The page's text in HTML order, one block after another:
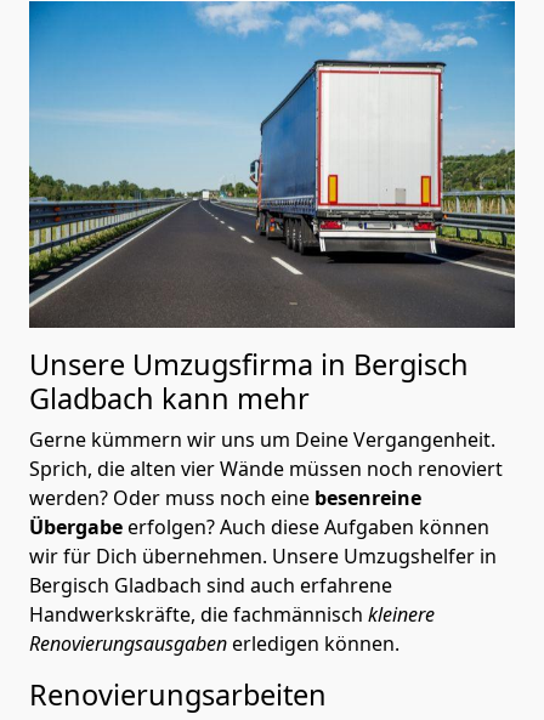
Unsere Umzugsfirma in Bergisch
Gladbach kann mehr
Gerne kümmern wir uns um Deine Vergangenheit.
Sprich, die alten vier Wände müssen noch renoviert
werden? Oder muss noch eine besenreine
Übergabeerfolgen? Auch diese Aufgaben können
wir für Dich übernehmen. Unsere Umzugshelfer in
Bergisch Gladbach sind auch erfahrene
Handwerkskräfte, die fachmännisch kleinere
Renovierungsausgabenerledigen können.
Renovierungsarbeiten